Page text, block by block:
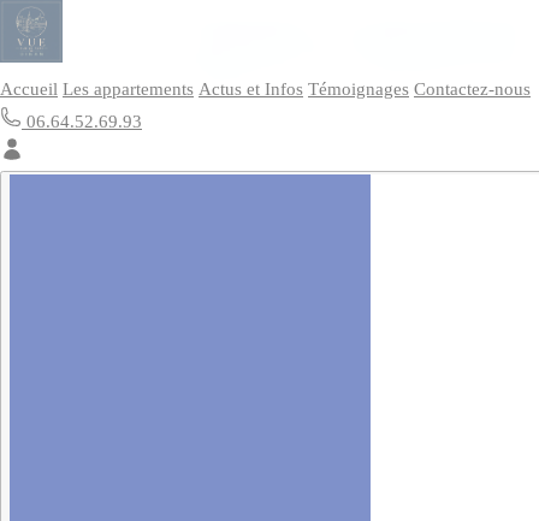
Accueil Les appartements Actus et Infos Témoignages Contactez-nous
06.64.52.69.93
Panneau de gestion des cookies